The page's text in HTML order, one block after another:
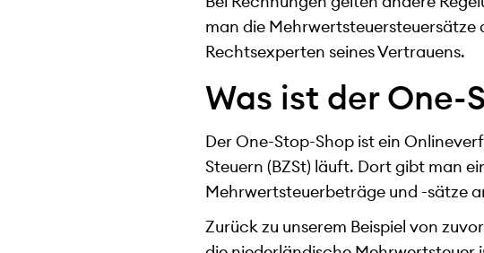
man die Mehrwertsteuersteuersätze
Rechtsexperten seines Vertrauens.
Was ist der One-
Der One-Stop-Shop ist ein
Steuern (BZSt) läuft. Dort gibt man
Mehrwertsteuerbeträge und -sätze
Zurück zu unserem Beispiel von